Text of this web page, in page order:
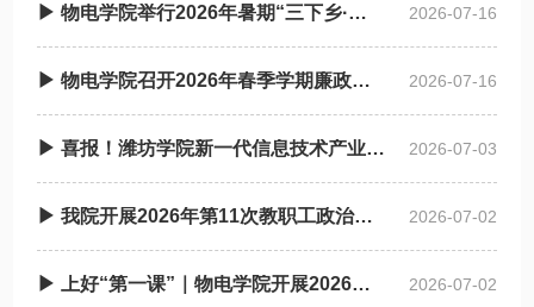
▶ 物电学院举行2026年暑期“三下乡·返家乡”社会实践启动仪式 2026-07-16
▶ 物电学院召开2026年春季学期廉政谈话会 2026-07-16
▶ 喜报！潍坊学院新一代信息技术产业学院获批省级现代产业学院 2026-07-03
▶ 我院开展2026年第11次教职工政治理论学习 2026-07-02
▶ 上好“第一课”｜物电学院开展2026年上半年入党积 极分子培训班 2026-07-02